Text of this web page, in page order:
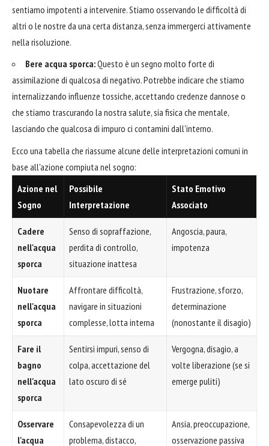
sentiamo impotenti a intervenire. Stiamo osservando le difficoltà di
altri o le nostre da una certa distanza, senza immergerci attivamente
nella risoluzione.
Bere acqua sporca:Questo è un segno molto forte di
assimilazione di qualcosa di negativo. Potrebbe indicare che stiamo
internalizzando influenze tossiche, accettando credenze dannose o
che stiamo trascurando la nostra salute, sia fisica che mentale,
lasciando che qualcosa di impuro ci contamini dall'interno.
Ecco una tabella che riassume alcune delle interpretazioni comuni in
base all'azione compiuta nel sogno:
Azione nel
Sogno
Possibile
Interpretazione
Stato Emotivo
Associato
Cadere
nell'acqua
sporca
Senso di sopraffazione,
perdita di controllo,
situazione inattesa
Angoscia, paura,
impotenza
Nuotare
nell'acqua
sporca
Affrontare difficoltà,
navigare in situazioni
complesse, lotta interna
Frustrazione, sforzo,
determinazione
(nonostante il disagio)
Fare il
bagno
nell'acqua
sporca
Sentirsi impuri, senso di
colpa, accettazione del
lato oscuro di sé
Vergogna, disagio, a
volte liberazione (se si
emerge puliti)
Osservare
l'acqua
Consapevolezza di un
problema, distacco,
Ansia, preoccupazione,
osservazione passiva